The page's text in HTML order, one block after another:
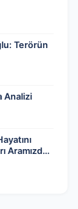
Terörün
Analizi
Aramızdan